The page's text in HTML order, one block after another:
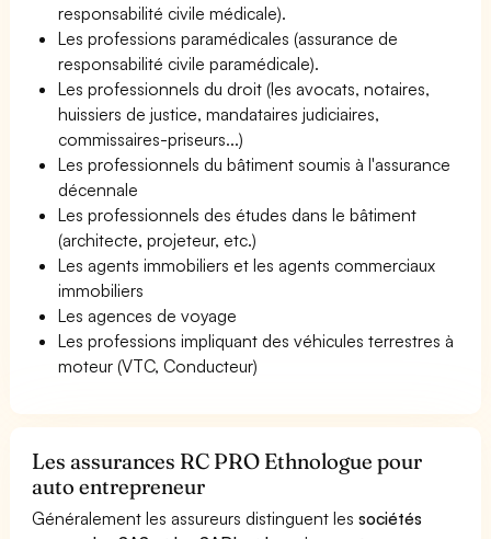
responsabilité civile médicale).
Les professions paramédicales (assurance de
responsabilité civile paramédicale).
Les professionnels du droit (les avocats, notaires,
huissiers de justice, mandataires judiciaires,
commissaires-priseurs...)
Les professionnels du bâtiment soumis à l'assurance
décennale
Les professionnels des études dans le bâtiment
(architecte, projeteur, etc.)
Les agents immobiliers et les agents commerciaux
immobiliers
Les agences de voyage
Les professions impliquant des véhicules terrestres à
moteur (VTC, Conducteur)
Les assurances RC PRO Ethnologue pour
auto entrepreneur
Généralement les assureurs distinguent lessociétés